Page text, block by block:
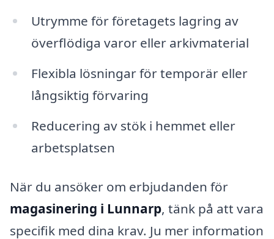
Utrymme för företagets lagring av
överflödiga varor eller arkivmaterial
Flexibla lösningar för temporär eller
långsiktig förvaring
Reducering av stök i hemmet eller
arbetsplatsen
När du ansöker om erbjudanden för
magasinering i Lunnarp, tänk på att vara
specifik med dina krav. Ju mer information